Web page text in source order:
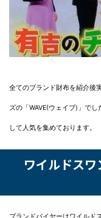
全てのブランド財布を紹介後
ズの「WAVE(ウェイブ)」で
して人気を集めております。
ワイルドス